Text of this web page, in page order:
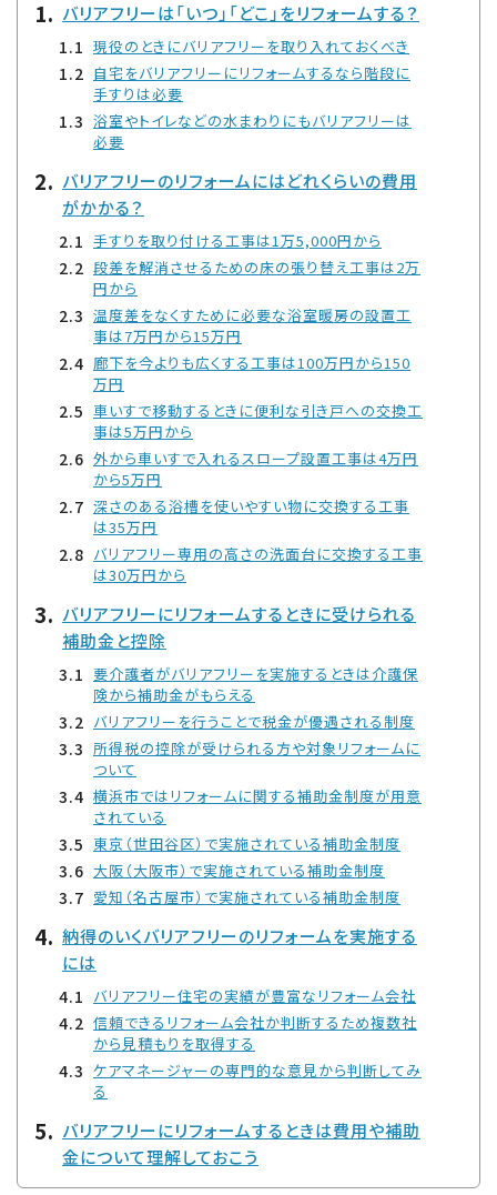
バリアフリーは「いつ」「どこ」をリフォームする？
現役のときにバリアフリーを取り入れておくべき
自宅をバリアフリーにリフォームするなら階段に
手すりは必要
浴室やトイレなどの水まわりにもバリアフリーは
必要
バリアフリーのリフォームにはどれくらいの費用
がかかる？
手すりを取り付ける工事は1万5,000円から
段差を解消させるための床の張り替え工事は2万
円から
温度差をなくすために必要な浴室暖房の設置工
事は7万円から15万円
廊下を今よりも広くする工事は100万円から150
万円
車いすで移動するときに便利な引き戸への交換工
事は5万円から
外から車いすで入れるスロープ設置工事は4万円
から5万円
深さのある浴槽を使いやすい物に交換する工事
は35万円
バリアフリー専用の高さの洗面台に交換する工事
は30万円から
バリアフリーにリフォームするときに受けられる
補助金と控除
要介護者がバリアフリーを実施するときは介護保
険から補助金がもらえる
バリアフリーを行うことで税金が優遇される制度
所得税の控除が受けられる方や対象リフォームに
ついて
横浜市ではリフォームに関する補助金制度が用意
されている
東京（世田谷区）で実施されている補助金制度
大阪（大阪市）で実施されている補助金制度
愛知（名古屋市）で実施されている補助金制度
納得のいくバリアフリーのリフォームを実施する
には
バリアフリー住宅の実績が豊富なリフォーム会社
信頼できるリフォーム会社か判断するため複数社
から見積もりを取得する
ケアマネージャーの専門的な意見から判断してみ
る
バリアフリーにリフォームするときは費用や補助
金について理解しておこう